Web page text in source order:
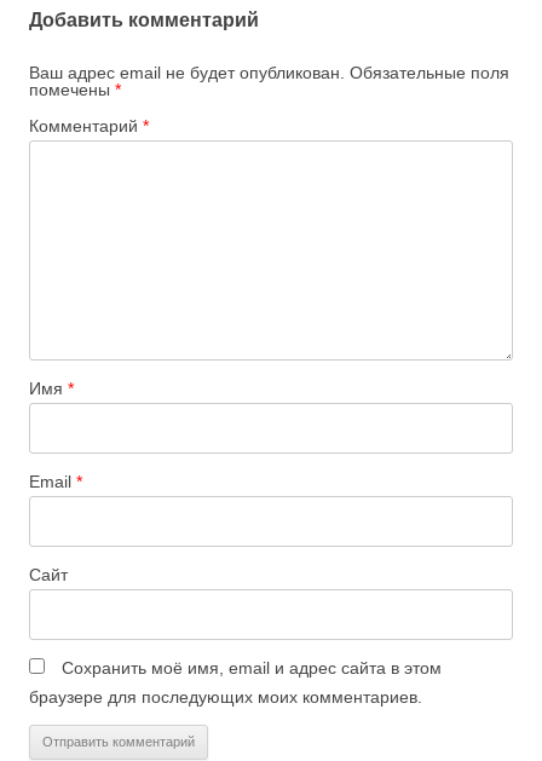
Добавить комментарий
Ваш адрес email не будет опубликован. Обязательные поля
помечены *
Комментарий *
Имя *
Email *
Сайт
Сохранить моё имя, email и адрес сайта в этом
браузере для последующих моих комментариев.